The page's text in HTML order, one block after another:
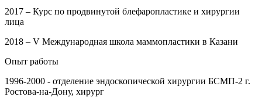
2017 – Курс по продвинутой блефаропластике и хирургии
лица
2018 – V Международная школа маммопластики в Казани
Опыт работы
1996-2000 - отделение эндоскопической хирургии БСМП-2 г.
Ростова-на-Дону, хирург